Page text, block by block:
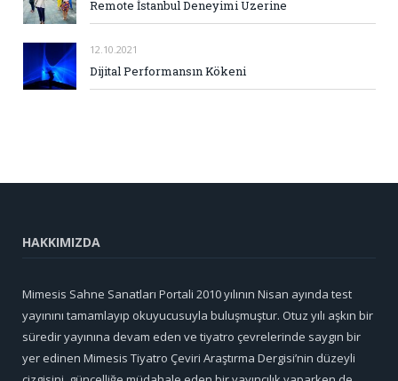
Remote İstanbul Deneyimi Üzerine
12.10.2021
Dijital Performansın Kökeni
HAKKIMIZDA
Mimesis Sahne Sanatları Portali 2010 yılının Nisan ayında test
yayınını tamamlayıp okuyucusuyla buluşmuştur. Otuz yılı aşkın bir
süredir yayınına devam eden ve tiyatro çevrelerinde saygın bir
yer edinen Mimesis Tiyatro Çeviri Araştırma Dergisi’nin düzeyli